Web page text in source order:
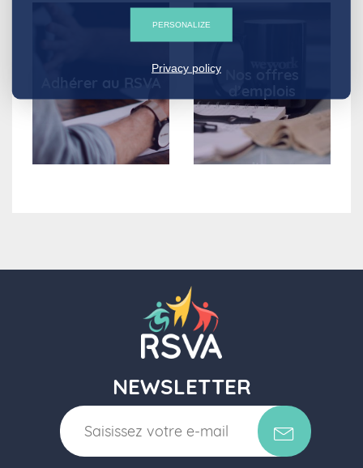
Adhérer au RSVA
Nos offres
d’emplois
NEWSLETTER
PERSONALIZE
Privacy policy